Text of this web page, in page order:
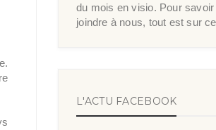
du mois en visio. Pour
joindre à nous, tout est sur
L'ACTU FACEBOOK